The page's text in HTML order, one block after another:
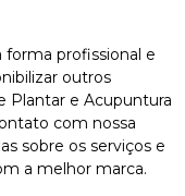
profissional e
outros
Plantar e Acupuntura
com nossa
sobre os serviços e
a melhor marca.